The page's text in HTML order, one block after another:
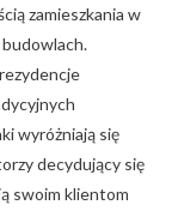
zamieszkania w
wyróżniają się
decydujący się
swoim klientom